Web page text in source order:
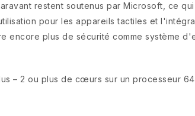
restent soutenus par Microsoft, ce
pour les appareils tactiles et
encore plus de sécurité comme système
– 2 ou plus de cœurs sur un processeur